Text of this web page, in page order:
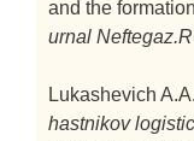
and the
urnal
Lukashevich
hastnikov